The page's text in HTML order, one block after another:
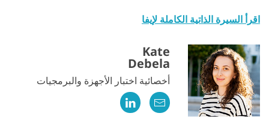
اقرأ السيرة الذاتية الكاملة لإيفا
Kate
Debela
أخصائية اختبار الأجهزة والبرمجيات